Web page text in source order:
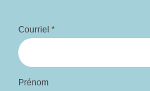
Courriel *
Prénom